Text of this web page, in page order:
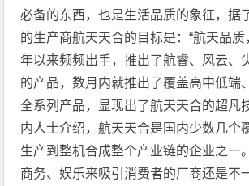
必备的东西，也是生活品质的象征，据
的生产商航天天合的目标是：“航天品质
年以来频频出手，推出了航睿、风云、
的产品，数月内就推出了覆盖高中低端
全系列产品，显现出了航天天合的超凡
内人士介绍，航天天合是国内少数几个
生产到整机合成整个产业链的企业之一
商务、娱乐来吸引消费者的厂商还是不